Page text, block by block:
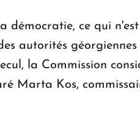
démocratie, ce qui
autorités
la Commission
Marta Kos,